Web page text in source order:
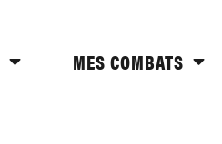
MES COMBATS